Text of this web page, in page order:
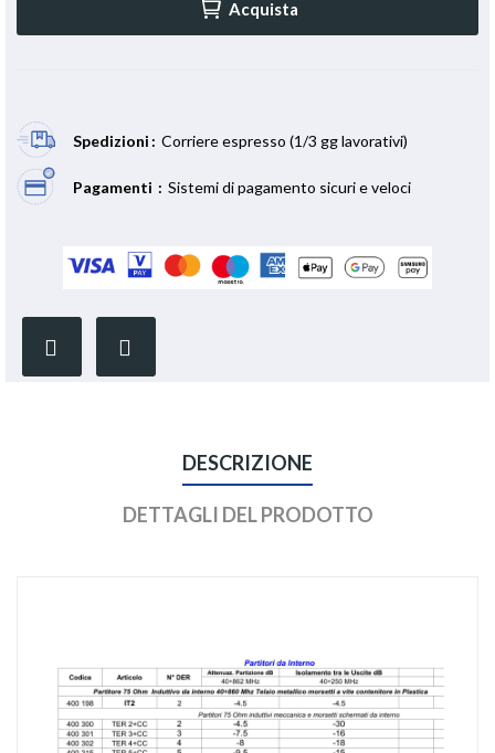
Acquista
Spedizioni Corriere espresso (1/3 gg lavorativi)
Pagamenti Sistemi di pagamento sicuri e veloci
DESCRIZIONE
DETTAGLI DEL PRODOTTO